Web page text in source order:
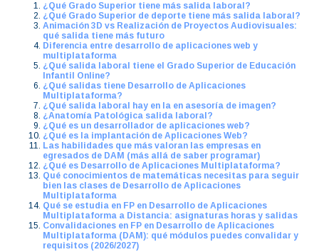
¿Qué Grado Superior tiene más salida laboral?
¿Qué Grado Superior de deporte tiene más salida laboral?
Animación 3D vs Realización de Proyectos Audiovisuales:
qué salida tiene más futuro
Diferencia entre desarrollo de aplicaciones web y
multiplataforma
¿Qué salida laboral tiene el Grado Superior de Educación
Infantil Online?
¿Qué salidas tiene Desarrollo de Aplicaciones
Multiplataforma?
¿Qué salida laboral hay en la en asesoría de imagen?
¿Anatomía Patológica salida laboral?
¿Qué es un desarrollador de aplicaciones web?
¿Qué es la implantación de Aplicaciones Web?
Las habilidades que más valoran las empresas en
egresados de DAM (más allá de saber programar)
¿Qué es Desarrollo de Aplicaciones Multiplataforma?
Qué conocimientos de matemáticas necesitas para seguir
bien las clases de Desarrollo de Aplicaciones
Multiplataforma
Qué se estudia en FP en Desarrollo de Aplicaciones
Multiplataforma a Distancia: asignaturas horas y salidas
Convalidaciones en FP en Desarrollo de Aplicaciones
Multiplataforma (DAM): qué módulos puedes convalidar y
requisitos (2026/2027)